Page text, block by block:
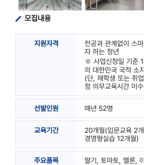
모집내용
지원자격
전공과 관계없이 스
자 하는 청년
✽ 사업신청일 기준
의 대한민국 국적 소
(단, 재학생 또는 취
정 의무교육시간 이
선발인원 매년 52명
교육기간
20개월(입문교육 2
경영형실습 12개월)
주요품목 딸기, 토마토, 멜론,